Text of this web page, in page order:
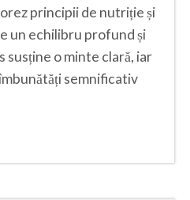
principii de nutriție și
un echilibru profund și
susține o minte clară, iar
semnificativ